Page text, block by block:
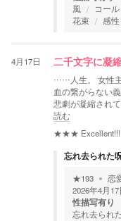
風 コー
花束
感
4月17日 二千文字に凝
……人生。 女性主
血の繋がらない
悲劇が凝縮され
読む
★★★ Excellent!!!
忘れ去られた
★193 恋
2026年4月
性描写有り
忘れ去られ